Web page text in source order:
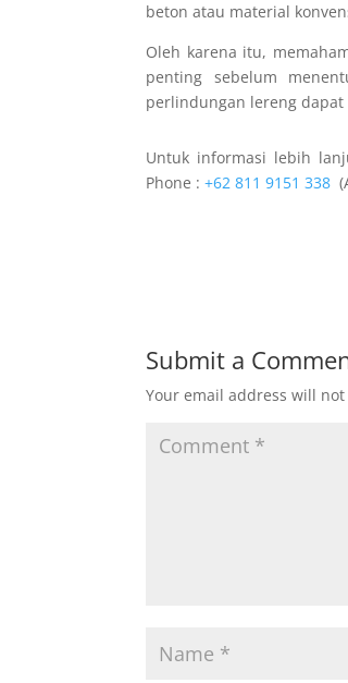
beton atau material
Oleh karena itu,
penting sebelum
perlindungan lereng
Untuk informasi lebih
Phone :+62 811 9151 338
Submit a
Your email address will